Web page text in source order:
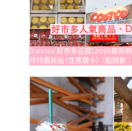
[Costco 好市多必買] 2026最新
月特價商品 (含黑鑽卡）(點閱數